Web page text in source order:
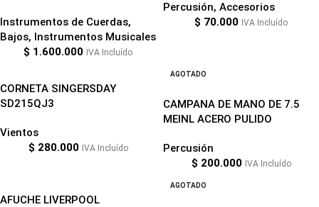
Instrumentos de Cuerdas,
Bajos, Instrumentos Musicales
$ 1.600.000 IVA Incluído
Percusión, Accesorios
$ 70.000 IVA Incluído
CORNETA SINGERSDAY
SD215QJ3
Vientos
$ 280.000 IVA Incluído
AGOTADO
CAMPANA DE MANO DE 7.5
MEINL ACERO PULIDO
Percusión
$ 200.000 IVA Incluído
AFUCHE LIVERPOOL
AGOTADO